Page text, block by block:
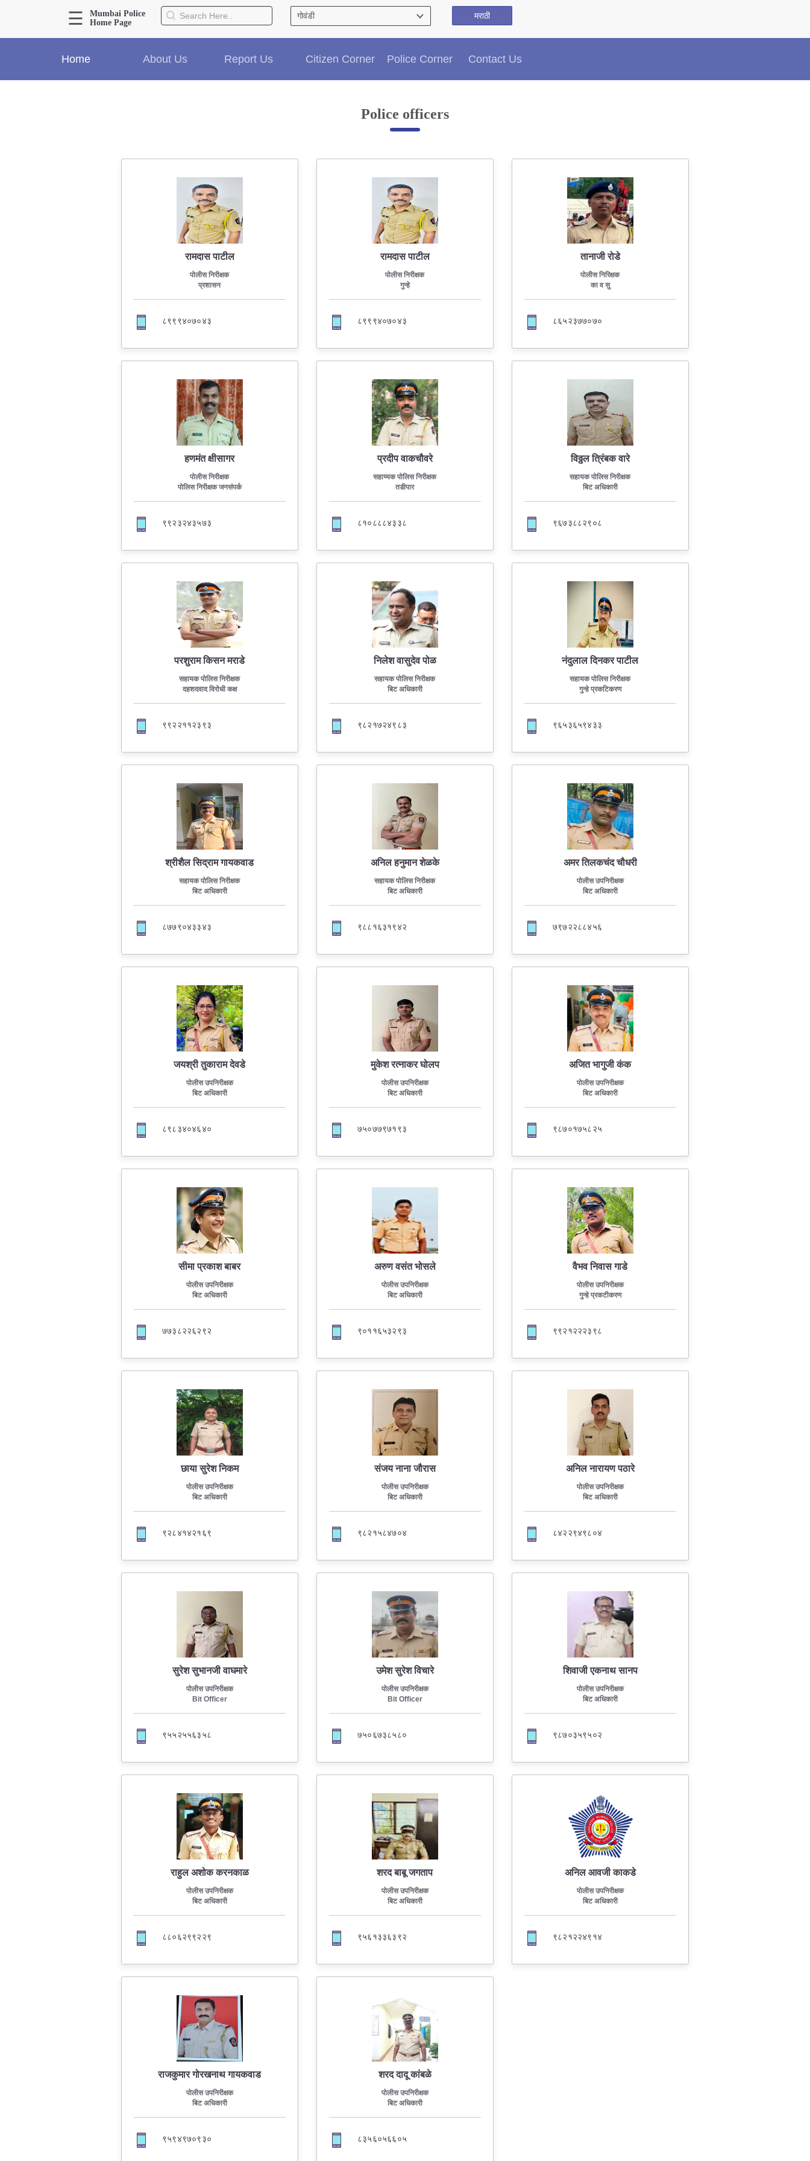
Home About Us Report Us Citizen Corner Police Corner Contact Us
☰
Mumbai Police
Home Page
मराठी
×
About Us
Home
Citizen′s Corner
Police Clearance Services
Right To Information
Passport Status
Useful websites
Information of Arrested Accused
Police Corner
Police Foundation
Miscellaneous
Good Work
Mob Violence
Contact Us
Police Station Incharge
Divisional ACP′s
Emergency Contacts
Feedback
Police officers
रामदास पाटील
पोलीस निरीक्षक
प्रशासन
८९९९४०७०४३
रामदास पाटील
पोलीस निरीक्षक
गुन्हे
८९९९४०७०४३
तानाजी रोडे
पोलीस निरिक्षक
का व सु
८६५२३७७०७०
हणमंत क्षीसागर
पोलीस निरीक्षक
पोलिस निरीक्षक जनसंपर्क
९९२३२४३५७३
प्रदीप वाकचौवरे
सहाय्यक पोलिस निरीक्षक
तडीपार
८१०८८८४३३८
विठ्ठल त्रिंबक वारे
सहायक पोलिस निरीक्षक
बिट अधिकारी
९६७३८८२९०८
परशुराम किसन मराडे
सहायक पोलिस निरीक्षक
दहशदवाद विरोधी कक्ष
९९२२११२३९३
निलेश वासुदेव पोळ
सहायक पोलिस निरीक्षक
बिट अधिकारी
९८२१७२४९८३
नंदुलाल दिनकर पाटील
सहायक पोलिस निरीक्षक
गुन्हे प्रकटिकरण
९६५३६५९४३३
श्रीशैल सिद्राम गायकवाड
सहायक पोलिस निरीक्षक
बिट अधिकारी
८७७९०४३३४३
अनिल हनुमान शेळके
सहायक पोलिस निरीक्षक
बिट अधिकारी
९८८१६३१९४२
अमर तिलकचंद चौधरी
पोलीस उपनिरीक्षक
बिट अधिकारी
७९७२२८८४५६
जयश्री तुकाराम देवडे
पोलीस उपनिरीक्षक
बिट अधिकारी
८९८३४०४६४०
मुकेश रत्नाकर घोलप
पोलीस उपनिरीक्षक
बिट अधिकारी
७५०७७९७१९३
अजित भागुजी कंक
पोलीस उपनिरीक्षक
बिट अधिकारी
९८७०१७५८२५
सीमा प्रकाश बाबर
पोलीस उपनिरीक्षक
बिट अधिकारी
७७३८२२६२९२
अरुण वसंत भोसले
पोलीस उपनिरीक्षक
बिट अधिकारी
९०११६५३२९३
वैभव निवास गाडे
पोलीस उपनिरीक्षक
गुन्हे प्रकटीकरण
९९२१२२२३९८
छाया सुरेश निकम
पोलीस उपनिरीक्षक
बिट अधिकारी
९२८४१४२१६९
संजय नाना जौरास
पोलीस उपनिरीक्षक
बिट अधिकारी
९८२१५८४७०४
अनिल नारायण पठारे
पोलीस उपनिरीक्षक
बिट अधिकारी
८४२२९४९८०४
सुरेश सुभानजी वाघमारे
पोलीस उपनिरीक्षक
Bit Officer
९५५२५५६३५८
उमेश सुरेश विचारे
पोलीस उपनिरीक्षक
Bit Officer
७५०६७३८५८०
शिवाजी एकनाथ सानप
पोलीस उपनिरीक्षक
बिट अधिकारी
९८७०३५९५०२
राहुल अशोक करनकाळ
पोलीस उपनिरीक्षक
बिट अधिकारी
८८०६२९९२२९
शरद बाबू जगताप
पोलीस उपनिरीक्षक
बिट अधिकारी
९५६१३३६३९२
अनिल आवजी काकडे
पोलीस उपनिरीक्षक
बिट अधिकारी
९८२१२२४९१४
राजकुमार गोरखनाथ गायकवाड
पोलीस उपनिरीक्षक
बिट अधिकारी
९५९४९७०९३०
शरद दादू कांबळे
पोलीस उपनिरीक्षक
बिट अधिकारी
८३५६०५६६०५